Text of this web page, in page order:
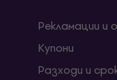
Рекламации
Kупони
Разходи и